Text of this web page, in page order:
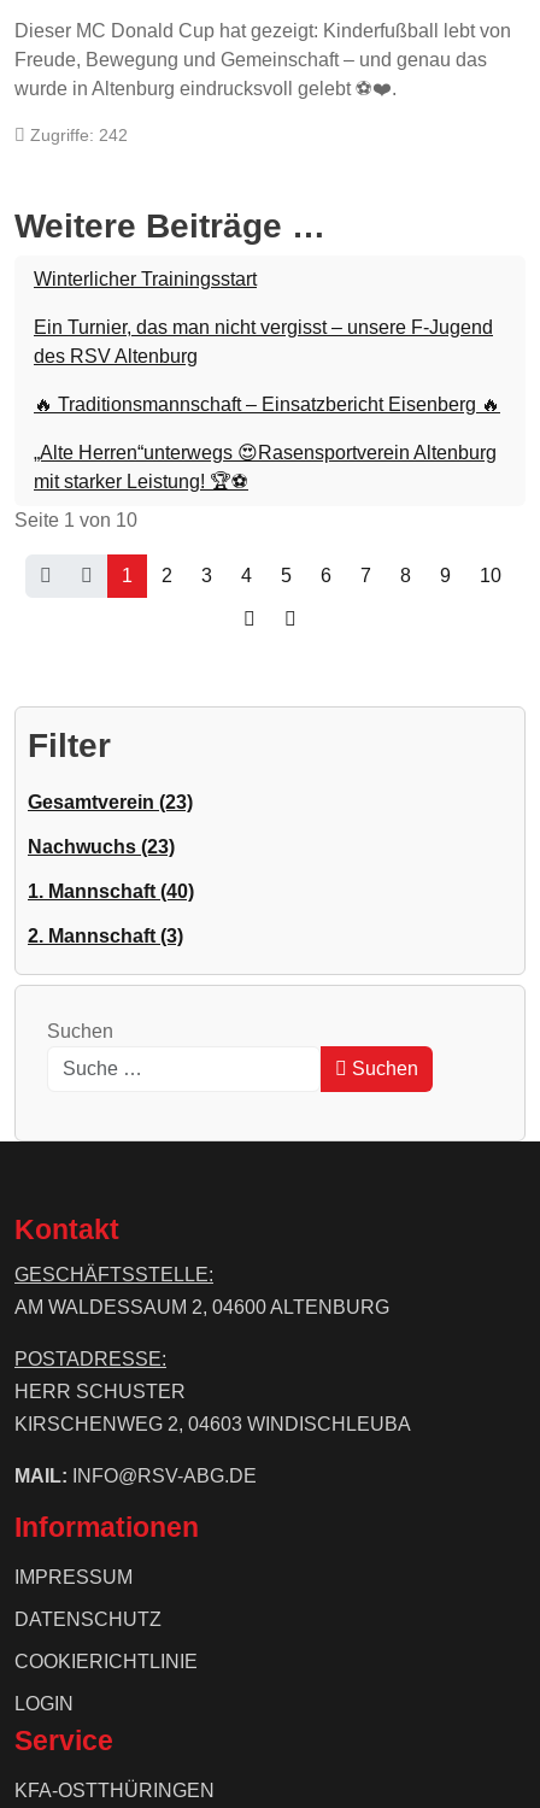
Dieser MC Donald Cup hat gezeigt: Kinderfußball lebt von
Freude, Bewegung und Gemeinschaft – und genau das
wurde in Altenburg eindrucksvoll gelebt ⚽❤️.
Zugriffe: 242
Weitere Beiträge …
Winterlicher Trainingsstart
Ein Turnier, das man nicht vergisst – unsere F-Jugend
des RSV Altenburg
🔥 Traditionsmannschaft – Einsatzbericht Eisenberg 🔥
„Alte Herren“unterwegs 😍Rasensportverein Altenburg
mit starker Leistung! 🏆⚽
Seite 1 von 10
1 2 3 4 5 6 7 8 9 10
Filter
Gesamtverein (23)
Nachwuchs (23)
1. Mannschaft (40)
2. Mannschaft (3)
Suchen
Suchen
Kontakt
GESCHÄFTSSTELLE:
AM WALDESSAUM 2, 04600 ALTENBURG
POSTADRESSE:
HERR SCHUSTER
KIRSCHENWEG 2, 04603 WINDISCHLEUBA
MAIL: INFO@RSV-ABG.DE
Informationen
IMPRESSUM
DATENSCHUTZ
COOKIERICHTLINIE
LOGIN
Service
KFA-OSTTHÜRINGEN